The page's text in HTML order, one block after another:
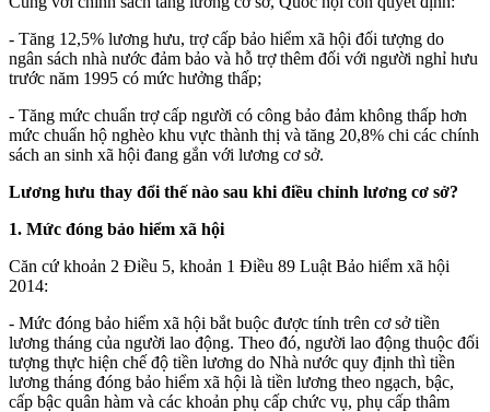
- Tăng 12,5% lương hưu, trợ cấp bảo hiểm xã hội đối tượng do
ngân sách nhà nước đảm bảo và hỗ trợ thêm đối với người nghỉ hưu
trước năm 1995 có mức hưởng thấp;
- Tăng mức chuẩn trợ cấp người có công bảo đảm không thấp hơn
mức chuẩn hộ nghèo khu vực thành thị và tăng 20,8% chi các chính
sách an sinh xã hội đang gắn với lương cơ sở.
Lương hưu thay đổi thế nào sau khi điều chỉnh lương cơ sở?
1. Mức đóng bảo hiểm xã hội
Căn cứ khoản 2 Điều 5, khoản 1 Điều 89 Luật Bảo hiểm xã hội
2014:
- Mức đóng bảo hiểm xã hội bắt buộc được tính trên cơ sở tiền
lương tháng của người lao động. Theo đó, người lao động thuộc đối
tượng thực hiện chế độ tiền lương do Nhà nước quy định thì tiền
lương tháng đóng bảo hiểm xã hội là tiền lương theo ngạch, bậc,
cấp bậc quân hàm và các khoản phụ cấp chức vụ, phụ cấp thâm